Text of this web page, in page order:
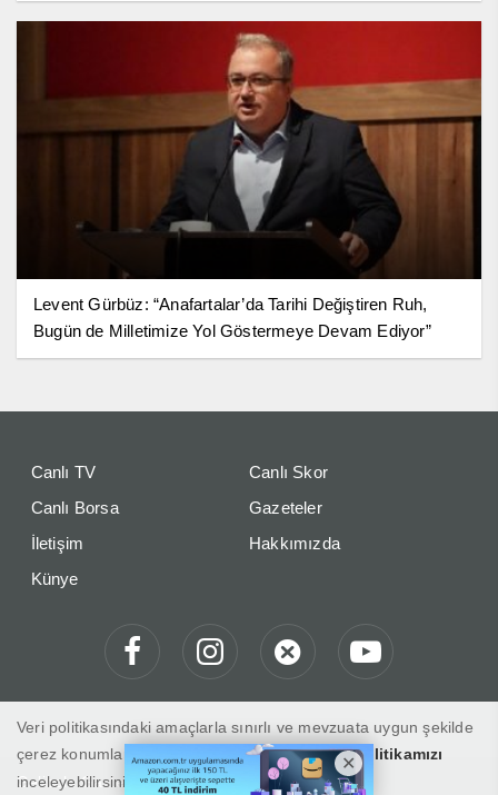
Levent Gürbüz: “Anafartalar’da Tarihi Değiştiren Ruh,
Bugün de Milletimize Yol Göstermeye Devam Ediyor”
Canlı TV
Canlı Skor
Canlı Borsa
Gazeteler
İletişim
Hakkımızda
Künye
Gelibolu Gaste "Haberin Doğru Adresi"
Veri politikasındaki amaçlarla sınırlı ve mevzuata uygun şekilde
çerez konumlandırmaktayız. Detaylar içinveri politikamızı
inceleyebilirsiniz.